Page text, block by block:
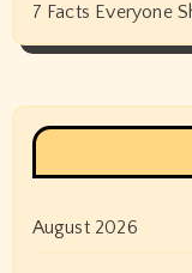
7 Facts Everyone
August 2026